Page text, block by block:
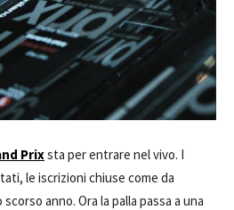
Prixsta per entrare nel vivo. I
le iscrizioni chiuse come da
anno. Ora la palla passa a una